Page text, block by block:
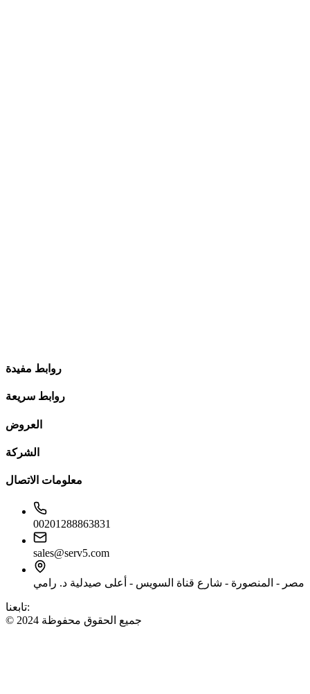
روابط مفيدة
روابط سريعة
العروض
الشركة
معلومات الاتصال
00201288863831
sales@serv5.com
مصر - المنصورة - شارع قناة السويس - أعلى صيدلية د. رامي
تابعنا:
© 2024 جميع الحقوق محفوظة